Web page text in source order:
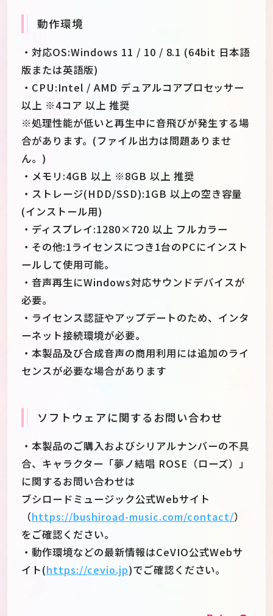
動作環境
・対応OS:Windows 11 / 10 / 8.1 (64bit 日本語
版または英語版)
・CPU:Intel / AMD デュアルコアプロセッサー
以上 ※4コア 以上 推奨
※処理性能が低いと再生中に音飛びが発生する場
合があります。(ファイル出力は問題ありませ
ん。)
・メモリ:4GB 以上 ※8GB 以上 推奨
・ストレージ(HDD/SSD):1GB 以上の空き容量
(インストール用)
・ディスプレイ:1280×720 以上 フルカラー
・その他:1ライセンスにつき1台のPCにインスト
ールして使用可能。
・音声再生にWindows対応サウンドデバイスが
必要。
・ライセンス認証やアップデートのため、インタ
ーネット接続環境が必要。
・本製品及び合成音声の商用利用には追加のライ
センスが必要な場合があります
ソフトウェアに関するお問い合わせ
・本製品のご購入およびシリアルナンバーの不具
合、キャラクター「夢ノ結唱 ROSE（ローズ）」
に関するお問い合わせは
ブシロードミュージック公式Webサイト
（https://bushiroad-music.com/contact/）
をご確認ください。
・動作環境などの最新情報はCeVIO公式Webサ
イト(https://cevio.jp)でご確認ください。